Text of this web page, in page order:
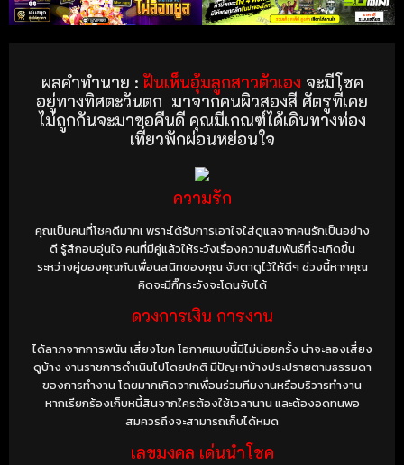
ผลคำทำนาย : ฝันเห็นอุ้มลูกสาวตัวเอง จะมีโชค
อยู่ทางทิศตะวันตก มาจากคนผิวสองสี ศัตรูที่เคย
ไม่ถูกกันจะมาขอคืนดี คุณมีเกณฑ์ได้เดินทางท่อง
เที่ยวพักผ่อนหย่อนใจ
ความรัก
คุณเป็นคนที่โชคดีมากเ พราะได้รับการเอาใจใส่ดูแลจากคนรักเป็นอย่าง
ดี รู้สึกอบอุ่นใจ คนที่มีคู่แล้วให้ระวังเรื่องความสัมพันธ์ที่จะเกิดขึ้น
ระหว่างคู่ของคุณกับเพื่อนสนิทของคุณ จับตาดูไว้ให้ดีๆ ช่วงนี้หากคุณ
คิดจะมีกิ๊กระวังจะโดนจับได้
ดวงการเงิน การงาน
ได้ลาภจากการพนัน เสี่ยงโชค โอกาศแบบนี้มีไม่บ่อยครั้ง น่าจะลองเสี่ยง
ดูบ้าง งานราชการดำเนินไปโดยปกติ มีปัญหาบ้างประปรายตามธรรมดา
ของการทำงาน โดยมากเกิดจากเพื่อนร่วมทีมงานหรือบริวารทำงาน
หากเรียกร้องเก็บหนี้สินจากใครต้องใช้เวลานาน และต้องอดทนพอ
สมควรถึงจะสามารถเก็บได้หมด
เลขมงคล เด่นนำโชค